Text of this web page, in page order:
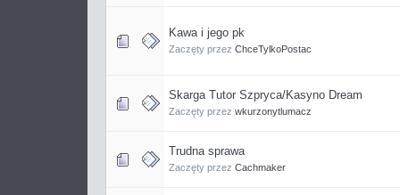
Kawa i jego pk
Zaczęty przez ChceTylkoPostac
Skarga Tutor Szpryca/Kasyno Dream
Zaczęty przez wkurzonytlumacz
Trudna sprawa
Zaczęty przez Cachmaker